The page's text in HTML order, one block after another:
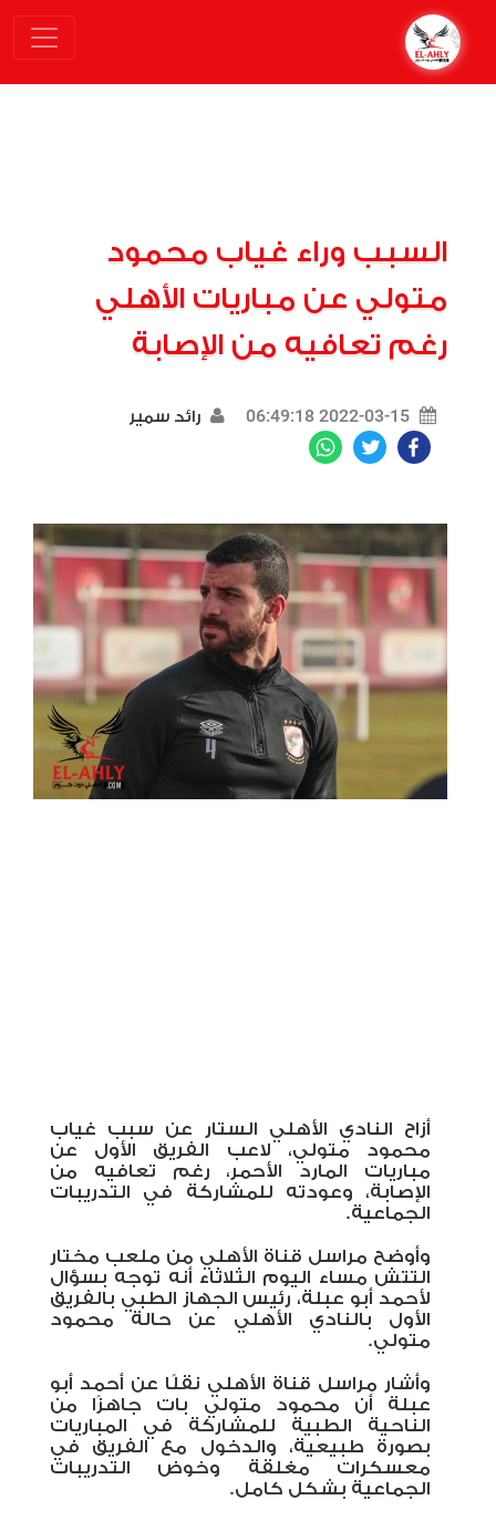
السبب وراء غياب محمود
متولي عن مباريات الأهلي
رغم تعافيه من الإصابة
2022-03-15 06:49:18 رائد سمير
Facebook
Twitter
أزاح النادي الأهلي الستار عن سبب غياب
محمود متولي، لاعب الفريق الأول عن
مباريات المارد الأحمر، رغم تعافيه من
الإصابة، وعودته للمشاركة في التدريبات
الجماعية.
وأوضح مراسل قناة الأهلي من ملعب مختار
التتش مساء اليوم الثلاثاء أنه توجه بسؤال
لأحمد أبو عبلة، رئيس الجهاز الطبي بالفريق
الأول بالنادي الأهلي عن حالة محمود
متولي.
وأشار مراسل قناة الأهلي نقلًا عن أحمد أبو
عبلة أن محمود متولي بات جاهزًا من
الناحية الطبية للمشاركة في المباريات
بصورة طبيعية، والدخول مع الفريق في
معسكرات مغلقة وخوض التدريبات
الجماعية بشكل كامل.